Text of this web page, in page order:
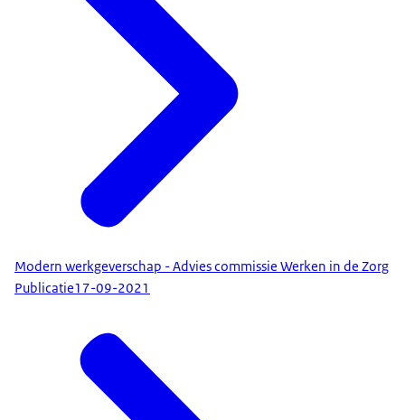
Modern werkgeverschap - Advies commissie Werken in de Zorg
Publicatie17-09-2021